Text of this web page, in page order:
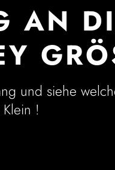
AN
und siehe
!